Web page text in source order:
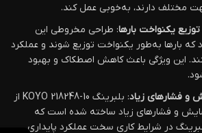
مختلف دارند، به‌خوبی عمل کند.
یکنواخت بارها: طراحی مخروطی این
بارها به‌طور یکنواخت توزیع شوند و عملکرد
این ویژگی باعث کاهش اصطکاک و بهبود
و فشارهای زیاد
: بلبرینگ KOYO 218248-10 از
سایش و فشارهای زیاد ساخته شده است که
در شرایط کاری سخت عملکرد پایداری